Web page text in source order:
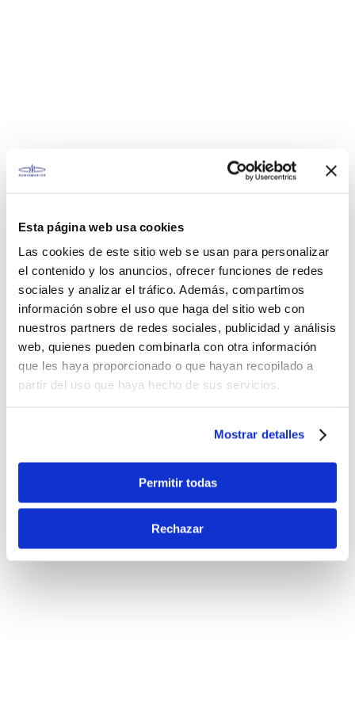
Esta página web usa cookies
Las cookies de este sitio web se usan para personalizar
el contenido y los anuncios, ofrecer funciones de redes
sociales y analizar el tráfico. Además, compartimos
información sobre el uso que haga del sitio web con
nuestros partners de redes sociales, publicidad y análisis
web, quienes pueden combinarla con otra información
que les haya proporcionado o que hayan recopilado a
partir del uso que haya hecho de sus servicios.
Mostrar detalles
Permitir todas
Rechazar